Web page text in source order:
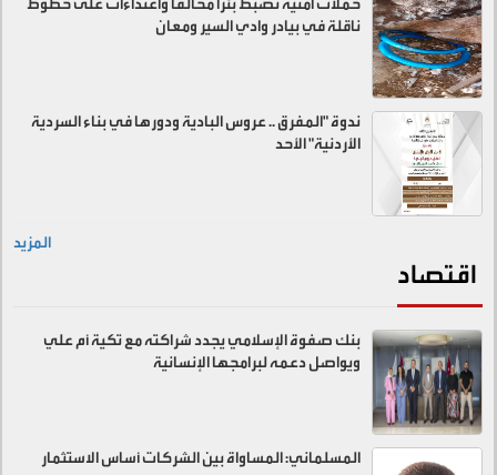
ناقلة في بيادر وادي السير ومعان
ندوة "المفرق .. عروس البادية ودورها في بناء السردية
الأردنية" الأحد
المزيد
اقتصاد
بنك صفوة الإسلامي يجدد شراكته مع تكية أم علي
ويواصل دعمه لبرامجها الإنسانية
المسلماني: المساواة بين الشركات أساس الاستثمار